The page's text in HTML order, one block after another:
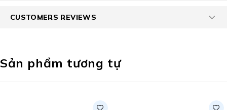
CUSTOMERS REVIEWS
Sản phẩm tương tự